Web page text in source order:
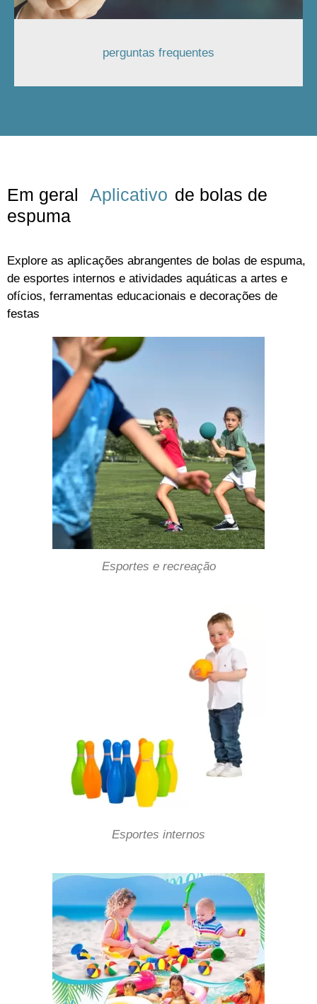
perguntas frequentes
Em geral Aplicativo de bolas de
espuma
Explore as aplicações abrangentes de bolas de espuma,
de esportes internos e atividades aquáticas a artes e
ofícios, ferramentas educacionais e decorações de
festas
Esportes e recreação
Esportes internos